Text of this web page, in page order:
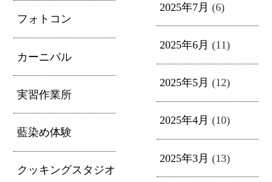
フォトコン
カーニバル
実習作業所
藍染め体験
クッキングスタジオ
2025年7月 (6)
2025年6月 (11)
2025年5月 (12)
2025年4月 (10)
2025年3月 (13)